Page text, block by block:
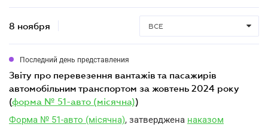
8 ноября ВСЕ
Последний день представления
звіту про перевезення вантажів та пасажирів
автомобільним транспортом за жовтень 2024 року
(форма № 51-авто (місячна))
Форма № 51-авто (місячна), затверджена наказом